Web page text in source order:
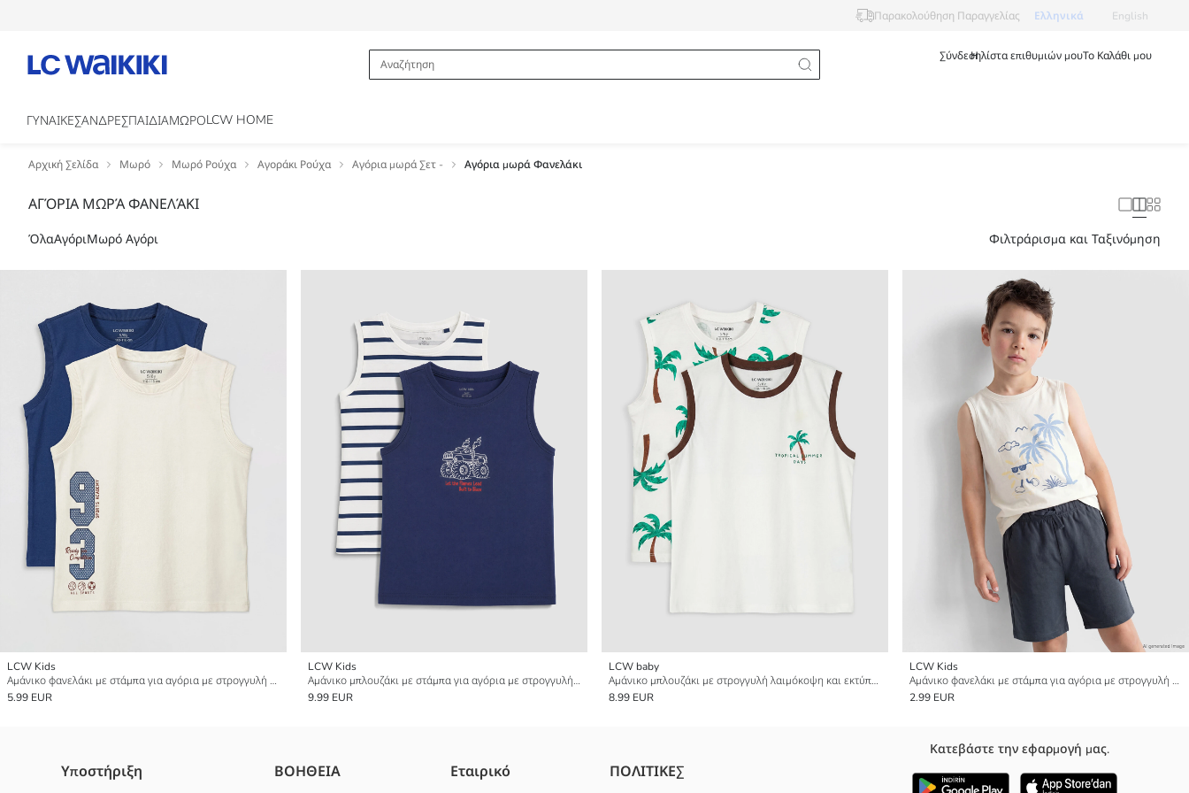
Παρακολούθηση Παραγγελίας Ελληνικά English
ΣύνδεσηΗ λίστα επιθυμιών μουΤο Καλάθι μου
ΓΥΝΑΙΚΕΣΑΝΔΡΕΣΠΑΙΔΙΑΜΩΡΟLCW HOME
Αρχική Σελίδα Μωρό Μωρό Ρούχα Αγοράκι Ρούχα Αγόρια μωρά Σετ - Αγόρια μωρά Φανελάκι
ΑΓΌΡΙΑ ΜΩΡΆ ΦΑΝΕΛΆΚΙ
ΌλαΑγόριΜωρό Αγόρι Φιλτράρισμα και Ταξινόμηση
LCW Kids
Αμάνικο φανελάκι με στάμπα για αγόρια με στρογγυλή λαιμόκοψη, συσκευασία 2 τεμαχίων
5.99 EUR
LCW Kids
Αμάνικο μπλουζάκι με στάμπα για αγόρια με στρογγυλή λαιμόκοψη 2 πακέτο
9.99 EUR
LCW baby
Αμάνικο μπλουζάκι με στρογγυλή λαιμόκοψη και εκτύπωση για αγόρια, συσκευασία 2 τεμαχίων
8.99 EUR
LCW Kids
Αμάνικο φανελάκι με στάμπα για αγόρια με στρογγυλή λαιμόκοψη
2.99 EUR
Υποστήριξη ΒΟΗΘΕΙΑ Εταιρικό ΠΟΛΙΤΙΚΕΣ
Κατεβάστε την εφαρμογή μας.